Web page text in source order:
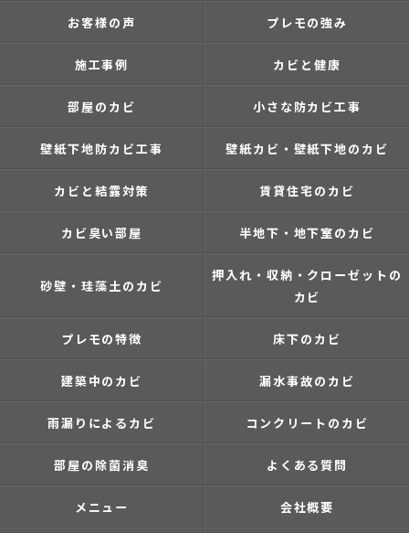
お客様の声 プレモの強み
施工事例 カビと健康
部屋のカビ 小さな防カビ工事
壁紙下地防カビ工事 壁紙カビ・壁紙下地のカビ
カビと結露対策 賃貸住宅のカビ
カビ臭い部屋 半地下・地下室のカビ
砂壁・珪藻土のカビ
押入れ・収納・クローゼットの
カビ
プレモの特徴 床下のカビ
建築中のカビ 漏水事故のカビ
雨漏りによるカビ コンクリートのカビ
部屋の除菌消臭 よくある質問
メニュー 会社概要